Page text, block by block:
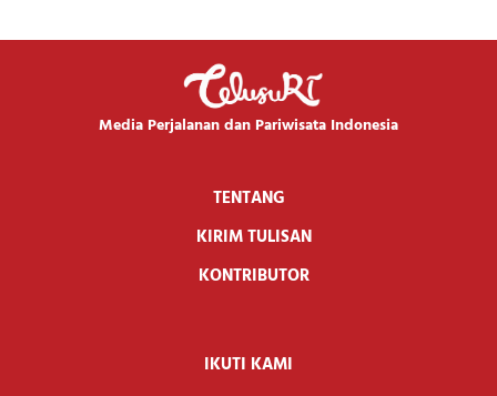
Media Perjalanan dan Pariwisata Indonesia
TENTANG
KIRIM TULISAN
KONTRIBUTOR
IKUTI KAMI